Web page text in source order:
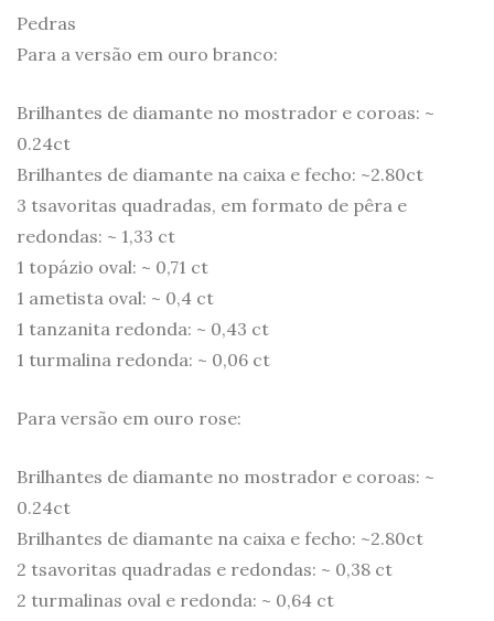
Pedras
Para a versão em ouro branco:
Brilhantes de diamante no mostrador e coroas: ~
0.24ct
Brilhantes de diamante na caixa e fecho: ~2.80ct
3 tsavoritas quadradas, em formato de pêra e
redondas: ~ 1,33 ct
1 topázio oval: ~ 0,71 ct
1 ametista oval: ~ 0,4 ct
1 tanzanita redonda: ~ 0,43 ct
1 turmalina redonda: ~ 0,06 ct
Para versão em ouro rose:
Brilhantes de diamante no mostrador e coroas: ~
0.24ct
Brilhantes de diamante na caixa e fecho: ~2.80ct
2 tsavoritas quadradas e redondas: ~ 0,38 ct
2 turmalinas oval e redonda: ~ 0,64 ct